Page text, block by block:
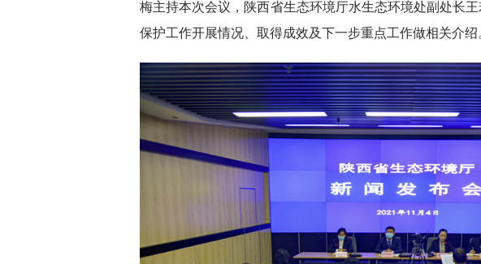
梅主持本次会议，陕西省生态环境厅水生态环境处副处长
保护工作开展情况、取得成效及下一步重点工作做相关介绍